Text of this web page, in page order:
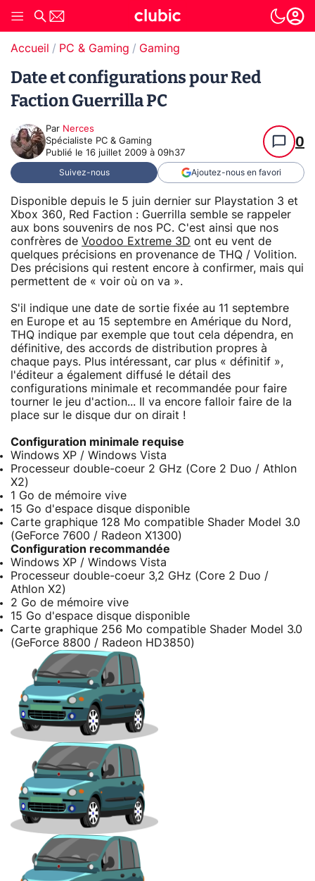
Accueil PC & Gaming Gaming
Date et configurations pour Red
Faction Guerrilla PC
Par Nerces
Spécialiste PC & Gaming
Publié le 16 juillet 2009 à 09h37
0
Suivez-nous Ajoutez-nous en favori
Disponible depuis le 5 juin dernier sur Playstation 3 et
Xbox 360, Red Faction : Guerrilla semble se rappeler
aux bons souvenirs de nos PC. C'est ainsi que nos
confrères de Voodoo Extreme 3D ont eu vent de
quelques précisions en provenance de THQ / Volition.
Des précisions qui restent encore à confirmer, mais qui
permettent de « voir où on va ».
S'il indique une date de sortie fixée au 11 septembre
en Europe et au 15 septembre en Amérique du Nord,
THQ indique par exemple que tout cela dépendra, en
définitive, des accords de distribution propres à
chaque pays. Plus intéressant, car plus « définitif »,
l'éditeur a également diffusé le détail des
configurations minimale et recommandée pour faire
tourner le jeu d'action... Il va encore falloir faire de la
place sur le disque dur on dirait !
Configuration minimale requise
Windows XP / Windows Vista
Processeur double-coeur 2 GHz (Core 2 Duo / Athlon
X2)
1 Go de mémoire vive
15 Go d'espace disque disponible
Carte graphique 128 Mo compatible Shader Model 3.0
(GeForce 7600 / Radeon X1300)
Configuration recommandée
Windows XP / Windows Vista
Processeur double-coeur 3,2 GHz (Core 2 Duo /
Athlon X2)
2 Go de mémoire vive
15 Go d'espace disque disponible
Carte graphique 256 Mo compatible Shader Model 3.0
(GeForce 8800 / Radeon HD3850)